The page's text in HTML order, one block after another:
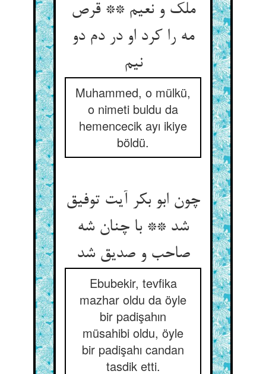
ملک و نعیم ** قرص
مه را کرد او در دم دو
نیم‏
Muhammed, o mülkü,
o nimeti buldu da
hemencecik ayı ikiye
böldü.
چون ابو بکر آیت توفیق
شد ** با چنان شه
صاحب و صدیق شد
Ebubekir, tevfika
mazhar oldu da öyle
bir padişahın
müsahibi oldu, öyle
bir padişahı candan
tasdik etti.